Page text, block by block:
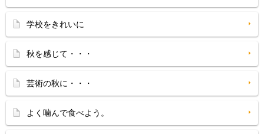
学校をきれいに
秋を感じて・・・
芸術の秋に・・・
よく噛んで食べよう。